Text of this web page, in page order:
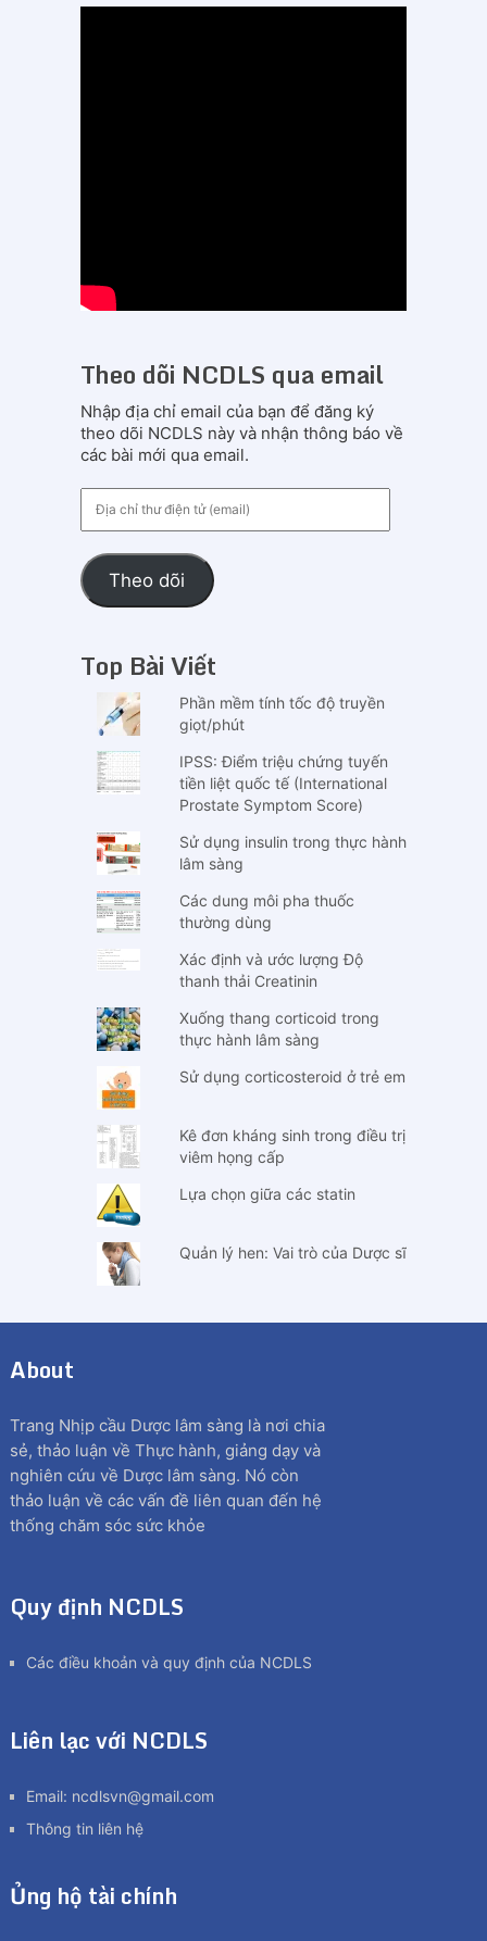
Theo dõi NCDLS qua email
Nhập địa chỉ email của bạn để đăng ký
theo dõi NCDLS này và nhận thông báo về
các bài mới qua email.
chỉ
điện
tử
(email)
Theo dõi
Top Bài Viết
Phần mềm tính tốc độ truyền
giọt/phút
IPSS: Điểm triệu chứng tuyến
tiền liệt quốc tế (International
Prostate Symptom Score)
Sử dụng insulin trong thực hành
lâm sàng
Các dung môi pha thuốc
thường dùng
Xác định và ước lượng Độ
thanh thải Creatinin
Xuống thang corticoid trong
thực hành lâm sàng
Sử dụng corticosteroid ở trẻ em
Kê đơn kháng sinh trong điều trị
viêm họng cấp
Lựa chọn giữa các statin
Quản lý hen: Vai trò của Dược sĩ
About
Trang Nhịp cầu Dược lâm sàng là nơi chia
sẻ, thảo luận về Thực hành, giảng dạy và
nghiên cứu về Dược lâm sàng. Nó còn
thảo luận về các vấn đề liên quan đến hệ
thống chăm sóc sức khỏe
Quy định NCDLS
Các điều khoản và quy định của NCDLS
Liên lạc với NCDLS
Email: ncdlsvn@gmail.com
Thông tin liên hệ
Ủng hộ tài chính